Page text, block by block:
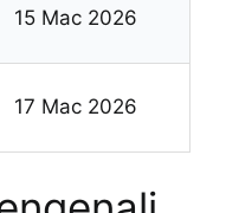
15 Mac 2026
17 Mac 2026